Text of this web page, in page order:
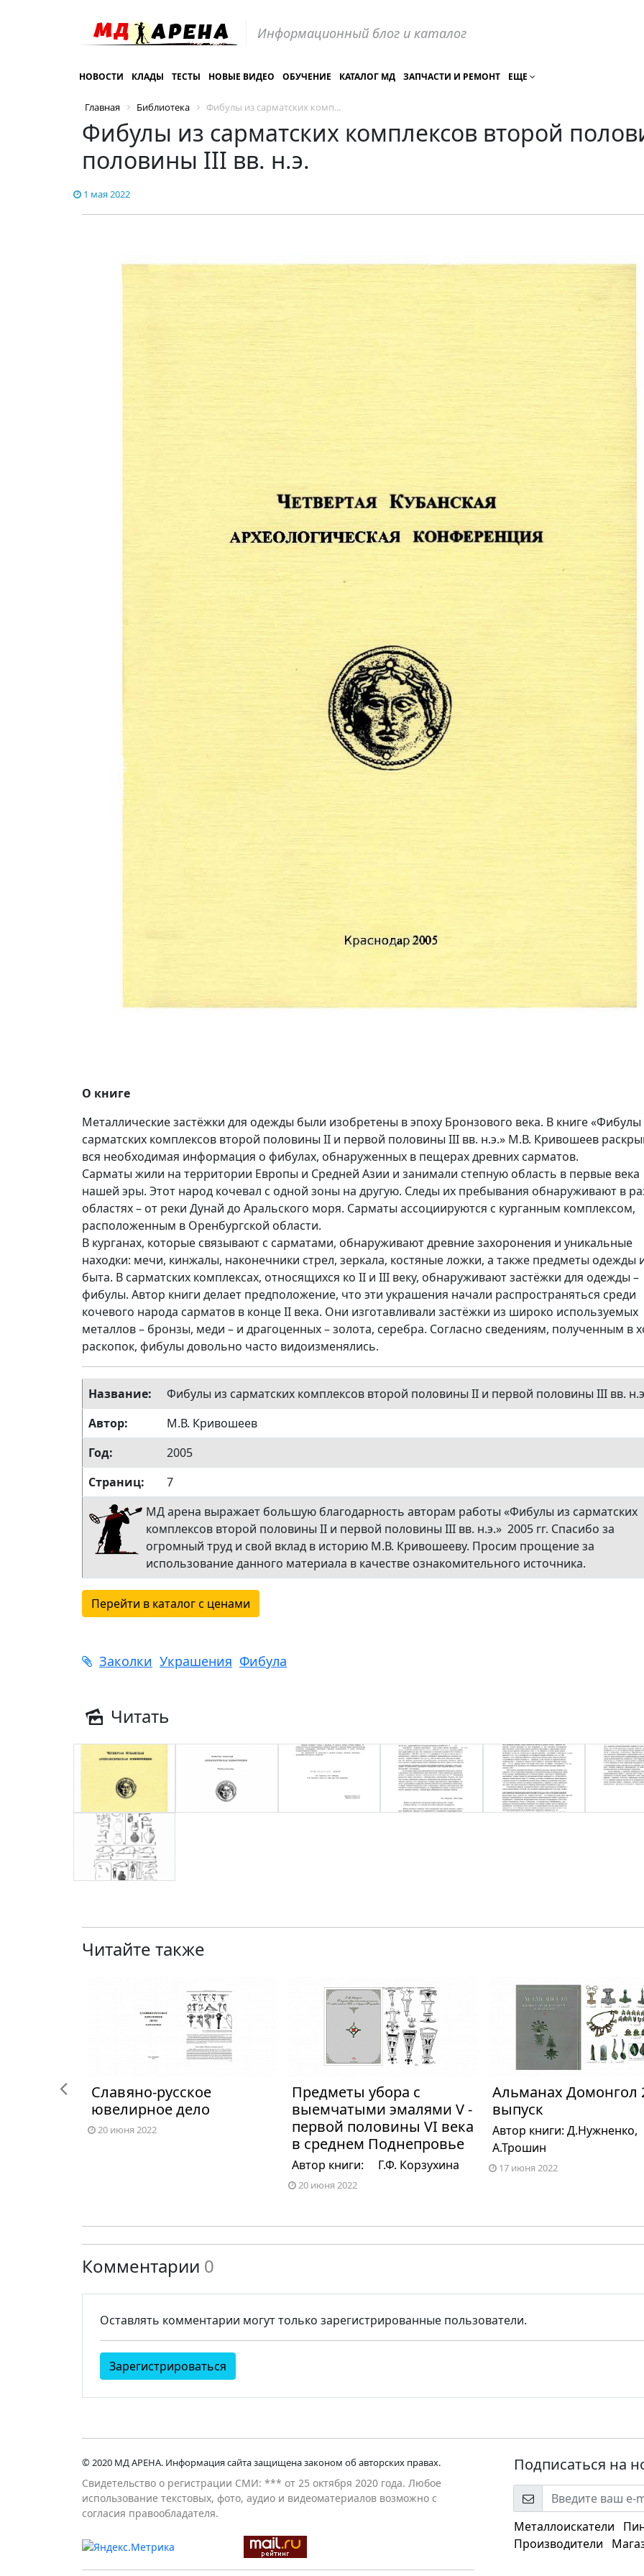
Информационный блог и каталог
НОВОСТИ КЛАДЫ ТЕСТЫ НОВЫЕ ВИДЕО ОБУЧЕНИЕ КАТАЛОГ МД ЗАПЧАСТИ И РЕМОНТ ЕЩЕ
Главная Библиотека Фибулы из сарматских комп...
Фибулы из сарматских комплексов второй
половины III вв. н.э.
1 мая 2022
О книге
Металлические застёжки для одежды были изобретены в эпоху Бронзового века. В книге «Фибулы
сарматских комплексов второй половины II и первой половины III вв. н.э.» М.В. Кривошеев
вся необходимая информация о фибулах, обнаруженных в пещерах древних сарматов.
Сарматы жили на территории Европы и Средней Азии и занимали степную область в первые века
нашей эры. Этот народ кочевал с одной зоны на другую. Следы их пребывания обнаруживают в
областях – от реки Дунай до Аральского моря. Сарматы ассоциируются с курганным комплексом,
расположенным в Оренбургской области.
В курганах, которые связывают с сарматами, обнаруживают древние захоронения и уникальные
находки: мечи, кинжалы, наконечники стрел, зеркала, костяные ложки, а также предметы одежды
быта. В сарматских комплексах, относящихся ко II и III веку, обнаруживают застёжки для одежды –
фибулы. Автор книги делает предположение, что эти украшения начали распространяться среди
кочевого народа сарматов в конце II века. Они изготавливали застёжки из широко используемых
металлов – бронзы, меди – и драгоценных – золота, серебра. Согласно сведениям, полученным в
раскопок, фибулы довольно часто видоизменялись.
Название:
Фибулы из сарматских комплексов второй половины II и первой половины III вв.
Автор:
М.В. Кривошеев
Год:
2005
Страниц:
7
МД арена выражает большую благодарность авторам работы «Фибулы из сарматских
комплексов второй половины II и первой половины III вв. н.э.» 2005 гг. Спасибо за
огромный труд и свой вклад в историю М.В. Кривошееву. Просим прощение за
использование данного материала в качестве ознакомительного источника.
Перейти в каталог с ценами
Заколки Украшения Фибула
Читать
Читайте также
Previous
Славяно-русское
ювелирное дело
20 июня 2022
Предметы убора с
выемчатыми эмалями V -
первой половины VI века
в среднем Поднепровье
Автор книги: Г.Ф. Корзухина
20 июня 2022
Альманах Домонгол
выпуск
Автор книги: Д.Нужненко,
А.Трошин
17 июня 2022
Комментарии 0
Оставлять комментарии могут только зарегистрированные пользователи.
Зарегистрироваться
© 2020 МД АРЕНА. Информация сайта защищена законом об авторских правах.
Свидетельство о регистрации СМИ: *** от 25 октября 2020 года. Любое
использование текстовых, фото, аудио и видеоматериалов возможно с
согласия правообладателя.
Подписаться на
Металлоискатели
Производители